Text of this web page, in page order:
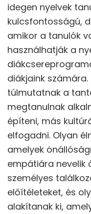
idegen nyelvek
kulcsfontosságú,
amikor a tanulók
használhatják a
diákjaink
túlmutatnak a
megtanulnak
építeni, más
elfogadni. Olyan
amelyek
empátiára nevelik
személyes
előítéleteket, és
alakítanak ki,